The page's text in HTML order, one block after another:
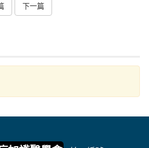
下一篇